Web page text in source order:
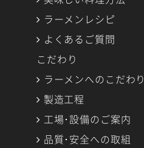
ラーメンレシピ
よくあるご質問
こだわり
ラーメンへのこだわり
製造工程
工場･設備のご案内
品質･安全への取組